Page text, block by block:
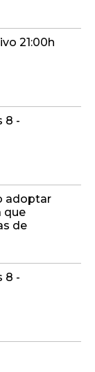
-
adoptar
8 -